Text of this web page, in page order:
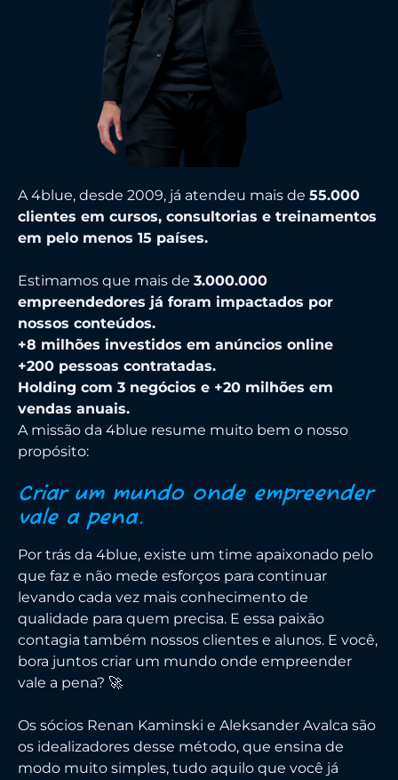
A 4blue, desde 2009, já atendeu mais de 55.000
clientes em cursos, consultorias e treinamentos
em pelo menos 15 países.
Estimamos que mais de 3.000.000
empreendedores já foram impactados por
nossos conteúdos.
+8 milhões investidos em anúncios online
+200 pessoas contratadas.
Holding com 3 negócios e +20 milhões em
vendas anuais.
A missão da 4blue resume muito bem o nosso
propósito:
Criar um mundo onde empreender
vale a pena.
Por trás da 4blue, existe um time apaixonado pelo
que faz e não mede esforços para continuar
levando cada vez mais conhecimento de
qualidade para quem precisa. E essa paixão
contagia também nossos clientes e alunos. E você,
bora juntos criar um mundo onde empreender
vale a pena? 🚀
Os sócios Renan Kaminski e Aleksander Avalca são
os idealizadores desse método, que ensina de
modo muito simples, tudo aquilo que você já